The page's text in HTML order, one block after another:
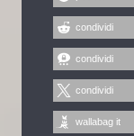
condividi
condividi
condividi
wallabag it